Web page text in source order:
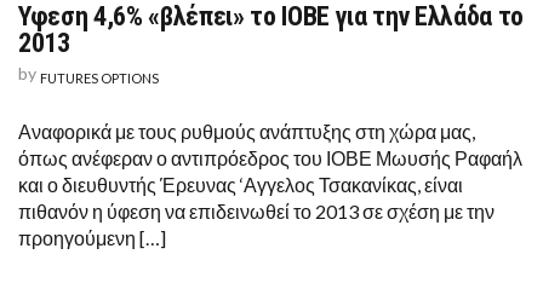
Υφεση 4,6% «βλέπει» το ΙΟΒΕ για την Ελλάδα το
2013
by FUTURES OPTIONS
Αναφορικά με τους ρυθμούς ανάπτυξης στη χώρα μας,
όπως ανέφεραν ο αντιπρόεδρος του ΙΟΒΕ Μωυσής Ραφαήλ
και ο διευθυντής Έρευνας ‘Αγγελος Τσακανίκας, είναι
πιθανόν η ύφεση να επιδεινωθεί το 2013 σε σχέση με την
προηγούμενη […]